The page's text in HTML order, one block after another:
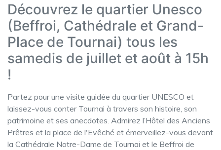
Découvrez le quartier Unesco
(Beffroi, Cathédrale et Grand-
Place de Tournai) tous les
samedis de juillet et août à 15h
!
Partez pour une visite guidée du quartier UNESCO et
laissez-vous conter Tournai à travers son histoire, son
patrimoine et ses anecdotes. Admirez l’Hôtel des Anciens
Prêtres et la place de l'Evêché et émerveillez-vous devant
la Cathédrale Notre-Dame de Tournai et le Beffroi de